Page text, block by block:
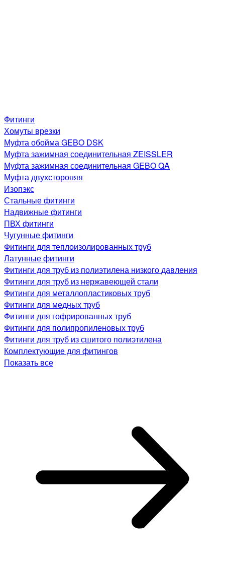
Фитинги
Хомуты врезки
Муфта обойма GEBO DSK
Муфта зажимная соединительная ZEISSLER
Муфта зажимная соединительная GEBO QA
Муфта двухстороняя
Изопэкс
Стальные фитинги
Надвижные фитинги
ПВХ фитинги
Чугунные фитинги
Фитинги для теплоизолированных труб
Латунные фитинги
Фитинги для труб из полиэтилена низкого давления
Фитинги для труб из нержавеющей стали
Фитинги для металлопластиковых труб
Фитинги для медных труб
Фитинги для гофрированных труб
Фитинги для полипропиленовых труб
Фитинги для труб из сшитого полиэтилена
Комплектующие для фитингов
Показать все